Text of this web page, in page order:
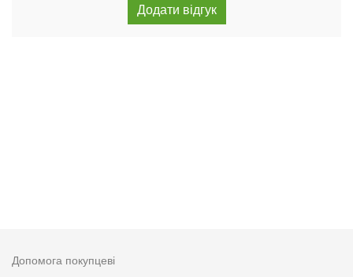
Допомога покупцеві